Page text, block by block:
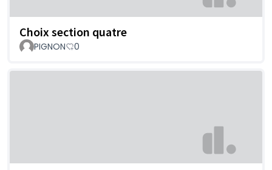
Choix section quatre
PIGNON 0